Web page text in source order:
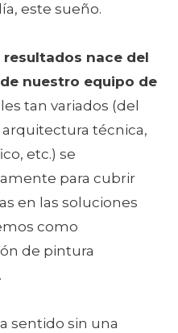
este sueño.
nace del
nuestro equipo de
tan variados (del
técnica,
etc.) se
para cubrir
en las soluciones
como
de pintura
sentido sin una